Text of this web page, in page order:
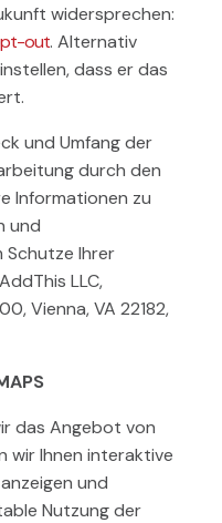
widersprechen:
out. Alternativ
dass er das
und Umfang der
durch den
Informationen zu
und
Schutze Ihrer
LLC,
Vienna, VA 22182,
das Angebot von
wir Ihnen interaktive
und
Nutzung der